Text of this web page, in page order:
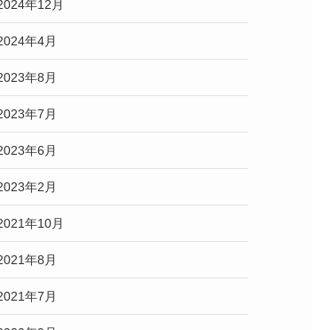
年12月
年4月
年8月
年7月
年6月
年2月
年10月
年8月
年7月